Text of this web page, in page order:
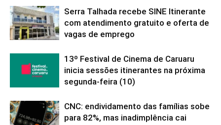
Serra Talhada recebe SINE Itinerante
com atendimento gratuito e oferta de
vagas de emprego
13º Festival de Cinema de Caruaru
inicia sessões itinerantes na próxima
segunda-feira (10)
CNC: endividamento das famílias sobe
para 82%, mas inadimplência cai